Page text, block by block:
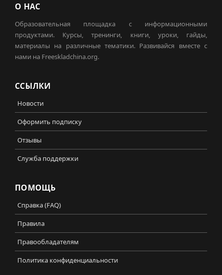
О НАС
Образовательная площадка с информационными
продуктами. Курсы, тренинги, книги, уроки, гайды,
материалы на различные тематики. Развивайся вместе с
нами на Freeskladchina.org.
ССЫЛКИ
Новости
Оформить подписку
Отзывы
Служба поддержки
ПОМОЩЬ
Справка (FAQ)
Правила
Правообладателям
Политика конфиденциальности